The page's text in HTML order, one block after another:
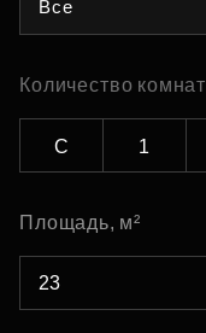
Все
Количество комнат
С 1
Площадь, м²